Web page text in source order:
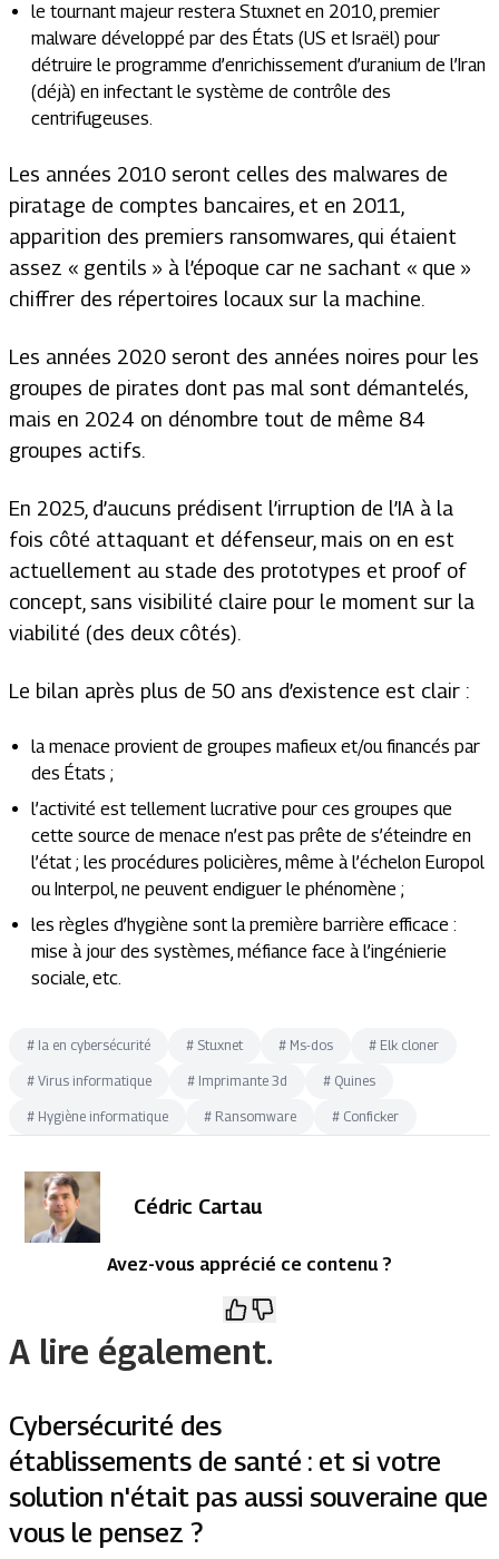
le tournant majeur restera Stuxnet en 2010, premier
malware développé par des États (US et Israël) pour
détruire le programme d’enrichissement d’uranium de l’Iran
(déjà) en infectant le système de contrôle des
centrifugeuses.
Les années 2010 seront celles des malwares de
piratage de comptes bancaires, et en 2011,
apparition des premiers ransomwares, qui étaient
assez « gentils » à l’époque car ne sachant « que »
chiffrer des répertoires locaux sur la machine.
Les années 2020 seront des années noires pour les
groupes de pirates dont pas mal sont démantelés,
mais en 2024 on dénombre tout de même 84
groupes actifs.
En 2025, d’aucuns prédisent l’irruption de l’IA à la
fois côté attaquant et défenseur, mais on en est
actuellement au stade des prototypes et proof of
concept, sans visibilité claire pour le moment sur la
viabilité (des deux côtés).
Le bilan après plus de 50 ans d’existence est clair :
la menace provient de groupes mafieux et/ou financés par
des États ;
l’activité est tellement lucrative pour ces groupes que
cette source de menace n’est pas prête de s’éteindre en
l’état ; les procédures policières, même à l’échelon Europol
ou Interpol, ne peuvent endiguer le phénomène ;
les règles d’hygiène sont la première barrière efficace :
mise à jour des systèmes, méfiance face à l’ingénierie
sociale, etc.
# Ia en cybersécurité # Stuxnet # Ms-dos # Elk cloner
# Virus informatique # Imprimante 3d # Quines
# Hygiène informatique # Ransomware # Conficker
Cédric Cartau
Avez-vous apprécié ce contenu ?
A lire également.
Cybersécurité des
établissements de santé : et si votre
solution n'était pas aussi souveraine que
vous le pensez ?